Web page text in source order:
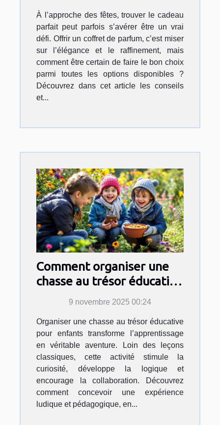
À l’approche des fêtes, trouver le cadeau
parfait peut parfois s’avérer être un vrai
défi. Offrir un coffret de parfum, c’est miser
sur l’élégance et le raffinement, mais
comment être certain de faire le bon choix
parmi toutes les options disponibles ?
Découvrez dans cet article les conseils
et...
Comment organiser une
chasse au trésor éducative
pour enfants ?
9 novembre 2025 00:24
Organiser une chasse au trésor éducative
pour enfants transforme l’apprentissage
en véritable aventure. Loin des leçons
classiques, cette activité stimule la
curiosité, développe la logique et
encourage la collaboration. Découvrez
comment concevoir une expérience
ludique et pédagogique, en...